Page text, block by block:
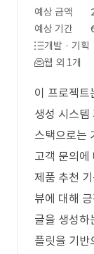
예상 금액
예상 기간
개발 · 기획
웹 외 1개
이 프로젝트
생성 시스템
스택으로는
고객 문의에
제품 추천
뷰에 대해
글을 생성하
플릿을 기반